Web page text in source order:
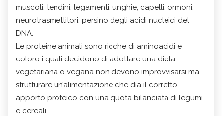
muscoli, tendini, legamenti, unghie, capelli, ormoni,
neurotrasmettitori, persino degli acidi nucleici del
DNA.
Le proteine animali sono ricche di aminoacidi e
coloro i quali decidono di adottare una dieta
vegetariana o vegana non devono improvvisarsi ma
strutturare un’alimentazione che dia il corretto
apporto proteico con una quota bilanciata di legumi
e cereali.